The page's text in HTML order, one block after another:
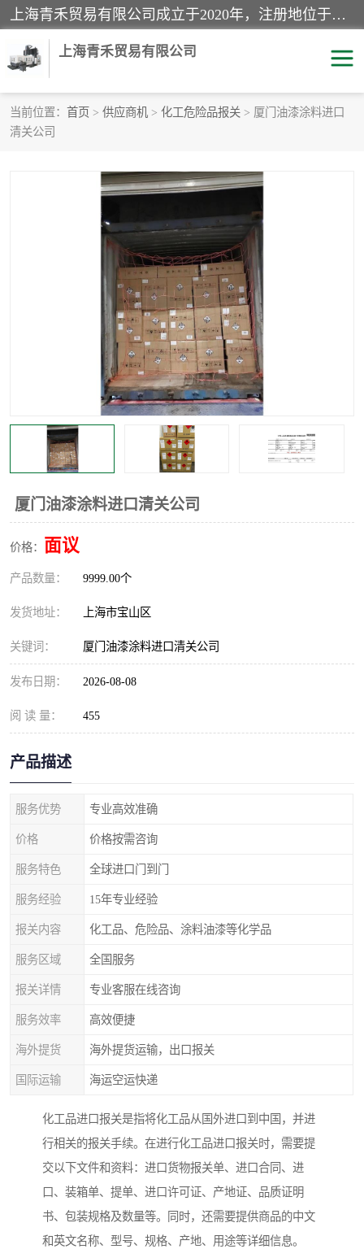
上海青禾贸易有限公司成立于2020年，注册地位于上海市宝山区。经营范围包括：机械设备、五金制品、劳防用品、电子产品、塑胶制品、家具、模具、纺织品、仪器仪表、建筑材料、装饰材料、化工产品、金属制品、机车配件等货物进出口报关、清关服务。
上海青禾贸易有限公司
当前位置： 首页 > 供应商机 > 化工危险品报关 > 厦门油漆涂料进口
清关公司
厦门油漆涂料进口清关公司
价格： 面议
产品数量： 9999.00个
发货地址： 上海市宝山区
关键词： 厦门油漆涂料进口清关公司
发布日期： 2026-08-08
阅 读 量： 455
产品描述
服务优势 专业高效准确
价格 价格按需咨询
服务特色 全球进口门到门
服务经验 15年专业经验
报关内容 化工品、危险品、涂料油漆等化学品
服务区域 全国服务
报关详情 专业客服在线咨询
服务效率 高效便捷
海外提货 海外提货运输，出口报关
国际运输 海运空运快递
化工品进口报关是指将化工品从国外进口到中国，并进
行相关的报关手续。在进行化工品进口报关时，需要提
交以下文件和资料：进口货物报关单、进口合同、进
口、装箱单、提单、进口许可证、产地证、品质证明
书、包装规格及数量等。同时，还需要提供商品的中文
和英文名称、型号、规格、产地、用途等详细信息。
酒类饮料报关
进口退运报关 服装进口清关
进口杂货清关
机床进口清关